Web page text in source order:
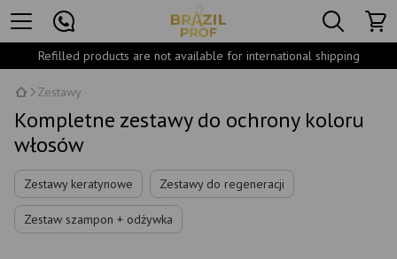
Refilled products are not available for international shipping
Zestawy
Kompletne zestawy do ochrony koloru
włosów
Zestawy keratynowe Zestawy do regeneracji
Zestaw szampon + odżywka